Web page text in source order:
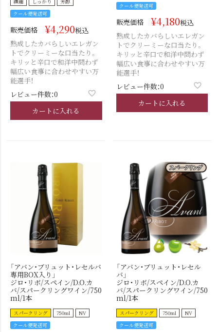
クール便発送可
販売価格 ¥4,290税込
熟成したカバらしいエレガン
トでクリーミーな口当たり。
キリッと辛口で和洋中問わず
幅広い食事に合わせやすい万
能選手！
レビュー件数：0
カートに入れる
クール便発送可
販売価格 ¥4,180税込
熟成したカバらしいエレガン
トでクリーミーな口当たり。
キリッと辛口で和洋中問わず
幅広い食事に合わせやすい万
能選手！
レビュー件数：0
カートに入れる
「アバン・ブリュット・レセルバ
専用BOX入り」
ジロ・リボ/スペイン/D.O.カ
バ/スパークリングワイン/750
ml/1本
スパークリング 750ml
NV
クール便発送可
「アバン・ブリュット・レセル
バ」
ジロ・リボ/スペイン/D.O.カ
バ/スパークリングワイン/750
ml/1本
スパークリング 750ml
NV
クール便発送可